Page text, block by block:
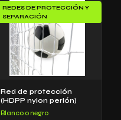
REDES DE PROTECCIÓN Y
SEPARACIÓN
Red de protección
(HDPP nylon perlón)
Blanco o negro